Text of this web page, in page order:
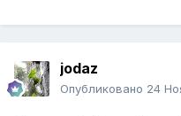
jodaz
Опубликовано 24